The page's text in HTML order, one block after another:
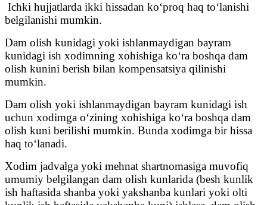
Ichki hujjatlarda ikki hissadan ko‘proq haq to‘lanishi
belgilanishi mumkin.
Dam olish kunidagi yoki ishlanmaydigan bayram
kunidagi ish xodimning xohishiga ko‘ra boshqa dam
olish kunini berish bilan kompensatsiya qilinishi
mumkin.
Dam olish yoki ishlanmaydigan bayram kunidagi ish
uchun xodimga o‘zining xohishiga ko‘ra boshqa dam
olish kuni berilishi mumkin. Bunda xodimga bir hissa
haq to‘lanadi.
Xodim jadvalga yoki mehnat shartnomasiga muvofiq
umumiy belgilangan dam olish kunlarida (besh kunlik
ish haftasida shanba yoki yakshanba kunlari yoki olti